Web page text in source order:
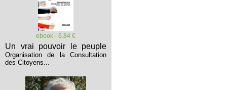
ebook - 6.84 €
Un vrai pouvoir le peuple
Organisation de la Consultation
des Citoyens...